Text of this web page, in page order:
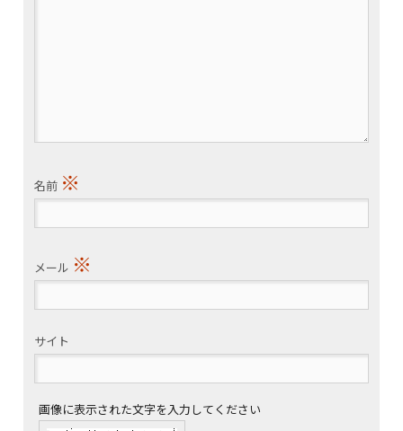
名前 ※
メール ※
サイト
画像に表示された文字を入力してください